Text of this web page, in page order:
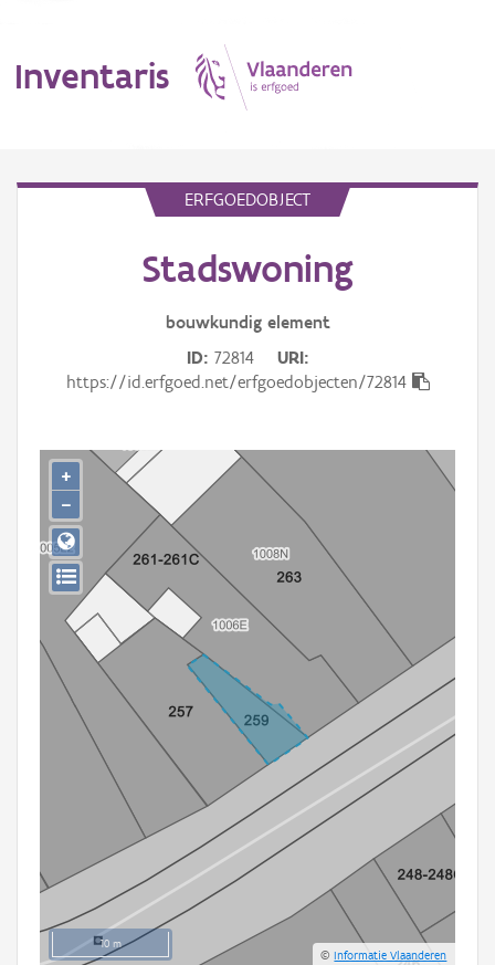
Inventaris
Gebeurtenis
Persoon of collectief
Downloads
Hergebruik
Aanmelden
ERFGOEDOBJECT
Stadswoning
bouwkundig element
ID 72814
URI
https://id.erfgoed.net/erfgoedobjecten/72814
10 m
©Informatie Vlaanderen
+
−